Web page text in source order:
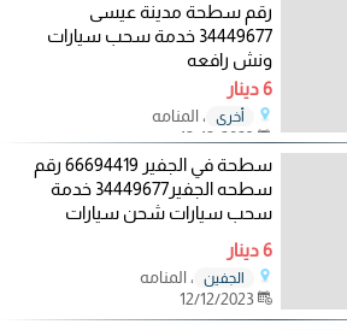
رقم سطحة مدينة عيسى
34449677 خدمة سحب سيارات
ونش رافعه
6 دينار
أخرى
، المنامه
سطحة في الجفير 66694419 رقم
سطحه الجفير34449677 خدمة
سحب سيارات شحن سيارات
6 دينار
الجفين
، المنامه
12/12/2023